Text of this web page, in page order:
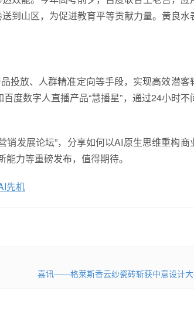
到山区，为促进教育平等贡献力量。黄良水
投放、人群精准定向等手段，实现高效潜客
度数字人直播产品“慧播星”，通过24小时不
发展论坛”，分享如何以AI原生思维重构商
力等重磅发布，值得期待。
先机
喜讯——格莱斯香云纱瓷砖斩获中意设计